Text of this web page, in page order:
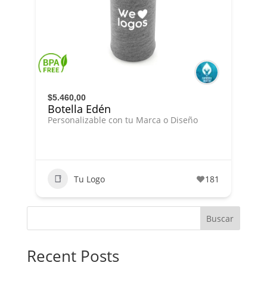
$5.460,00
Botella Edén
Personalizable con tu Marca o Diseño
Tu Logo 181
Buscar
Recent Posts